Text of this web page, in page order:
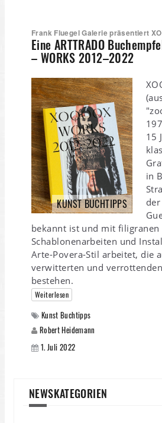
Frank Fluegel Galerie präsentiert
Eine ARTTRADO
– WORKS 2012–2022
KUNST BUCHTIPPS
15
in
bekannt ist und mit filigranen
Schablonenarbeiten und
Arte-Povera-Stil arbeitet, die
verwitterten und
bestehen.
Weiterlesen
Kunst Buchtipps
Robert Heidemann
1. Juli 2022
NEWSKATEGORIEN